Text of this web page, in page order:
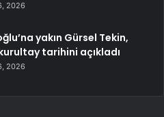
2026
yakın Gürsel Tekin,
kurultay tarihini açıkladı
2026